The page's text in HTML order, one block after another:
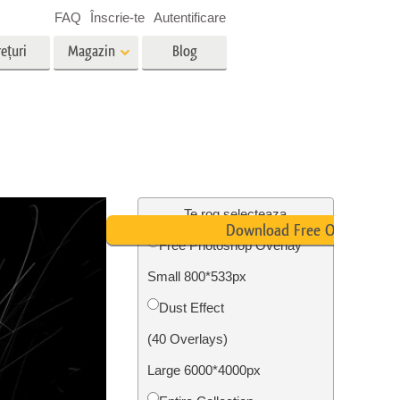
a
Foto Restaurare Servicii
Magazin Blog
FAQ Înscrie-te Autentificare
Te rog selecteaza
Free Photoshop Overlay
Small 800*533px
Dust Effect
(40 Overlays)
Large 6000*4000px
Download Free Overlay